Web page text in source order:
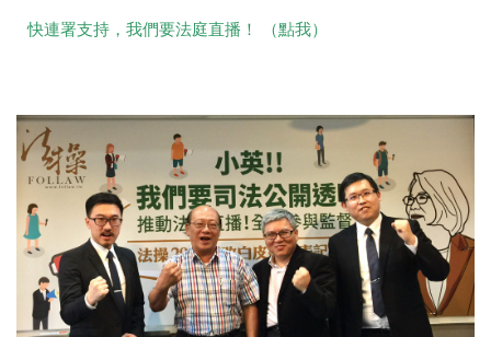
快連署支持，我們要法庭直播！ （點我）